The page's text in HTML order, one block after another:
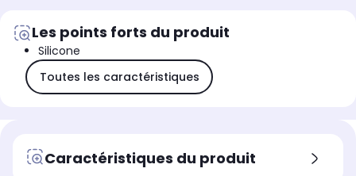
Les points forts du produit
Silicone
Toutes les caractéristiques
Caractéristiques du produit